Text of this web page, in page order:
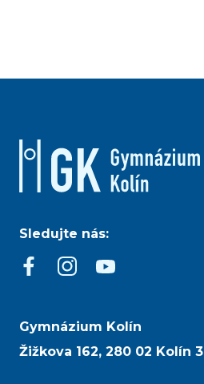
Sledujte nás:
Gymnázium Kolín
Žižkova 162, 280 02 Kolín 3